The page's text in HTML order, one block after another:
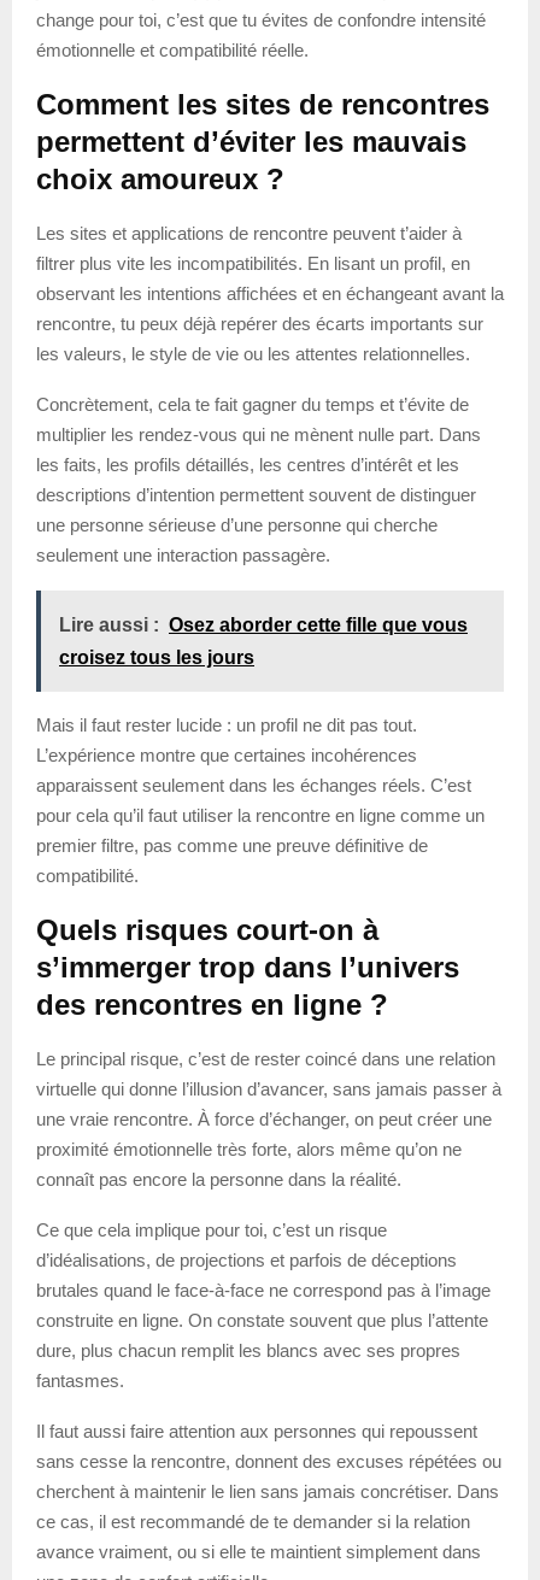
change pour toi, c’est que tu évites de confondre intensité
émotionnelle et compatibilité réelle.
Comment les sites de rencontres
permettent d’éviter les mauvais
choix amoureux ?
Les sites et applications de rencontre peuvent t’aider à
filtrer plus vite les incompatibilités. En lisant un profil, en
observant les intentions affichées et en échangeant avant la
rencontre, tu peux déjà repérer des écarts importants sur
les valeurs, le style de vie ou les attentes relationnelles.
Concrètement, cela te fait gagner du temps et t’évite de
multiplier les rendez-vous qui ne mènent nulle part. Dans
les faits, les profils détaillés, les centres d’intérêt et les
descriptions d’intention permettent souvent de distinguer
une personne sérieuse d’une personne qui cherche
seulement une interaction passagère.
Lire aussi : Osez aborder cette fille que vous
croisez tous les jours
Mais il faut rester lucide : un profil ne dit pas tout.
L’expérience montre que certaines incohérences
apparaissent seulement dans les échanges réels. C’est
pour cela qu’il faut utiliser la rencontre en ligne comme un
premier filtre, pas comme une preuve définitive de
compatibilité.
Quels risques court-on à
s’immerger trop dans l’univers
des rencontres en ligne ?
Le principal risque, c’est de rester coincé dans une relation
virtuelle qui donne l’illusion d’avancer, sans jamais passer à
une vraie rencontre. À force d’échanger, on peut créer une
proximité émotionnelle très forte, alors même qu’on ne
connaît pas encore la personne dans la réalité.
Ce que cela implique pour toi, c’est un risque
d’idéalisations, de projections et parfois de déceptions
brutales quand le face-à-face ne correspond pas à l’image
construite en ligne. On constate souvent que plus l’attente
dure, plus chacun remplit les blancs avec ses propres
fantasmes.
Il faut aussi faire attention aux personnes qui repoussent
sans cesse la rencontre, donnent des excuses répétées ou
cherchent à maintenir le lien sans jamais concrétiser. Dans
ce cas, il est recommandé de te demander si la relation
avance vraiment, ou si elle te maintient simplement dans